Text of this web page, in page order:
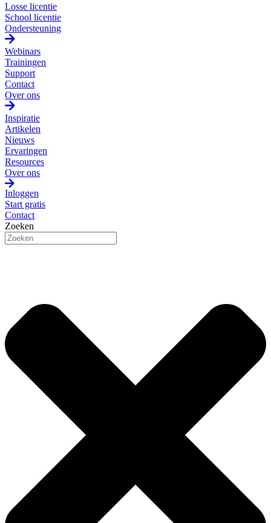
Losse licentie
School licentie
Ondersteuning
Webinars
Trainingen
Support
Contact
Over ons
Inspiratie
Artikelen
Nieuws
Ervaringen
Resources
Over ons
Inloggen
Start gratis
Contact
Zoeken